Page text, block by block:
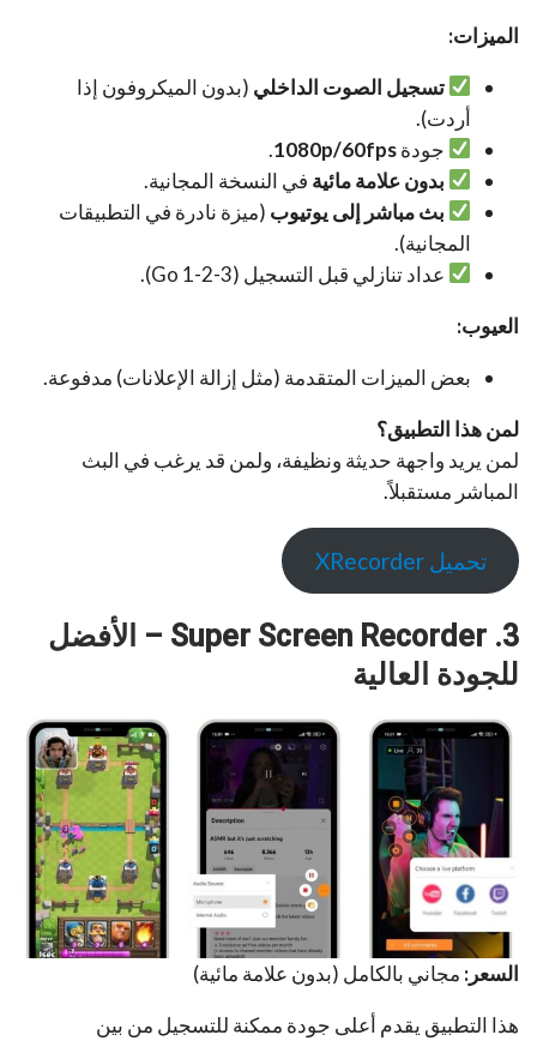
الميزات:
تسجيل الصوت الداخلي (بدون الميكروفون إذا
أردت).
جودة1080p/60fps
.
بدون علامة مائية في النسخة المجانية.
بث مباشر إلى يوتيوب (ميزة نادرة في التطبيقات
المجانية).
عداد تنازلي قبل التسجيل (3-2-1 Go).
العيوب:
بعض الميزات المتقدمة (مثل إزالة الإعلانات) مدفوعة.
لمن هذا التطبيق؟
لمن يريد واجهة حديثة ونظيفة، ولمن قد يرغب في البث
المباشر مستقبلاً.
تحميل XRecorder
3. Super Screen Recorder – الأفضل
للجودة العالية
السعر: مجاني بالكامل (بدون علامة مائية)
هذا التطبيق يقدم أعلى جودة ممكنة للتسجيل من بين